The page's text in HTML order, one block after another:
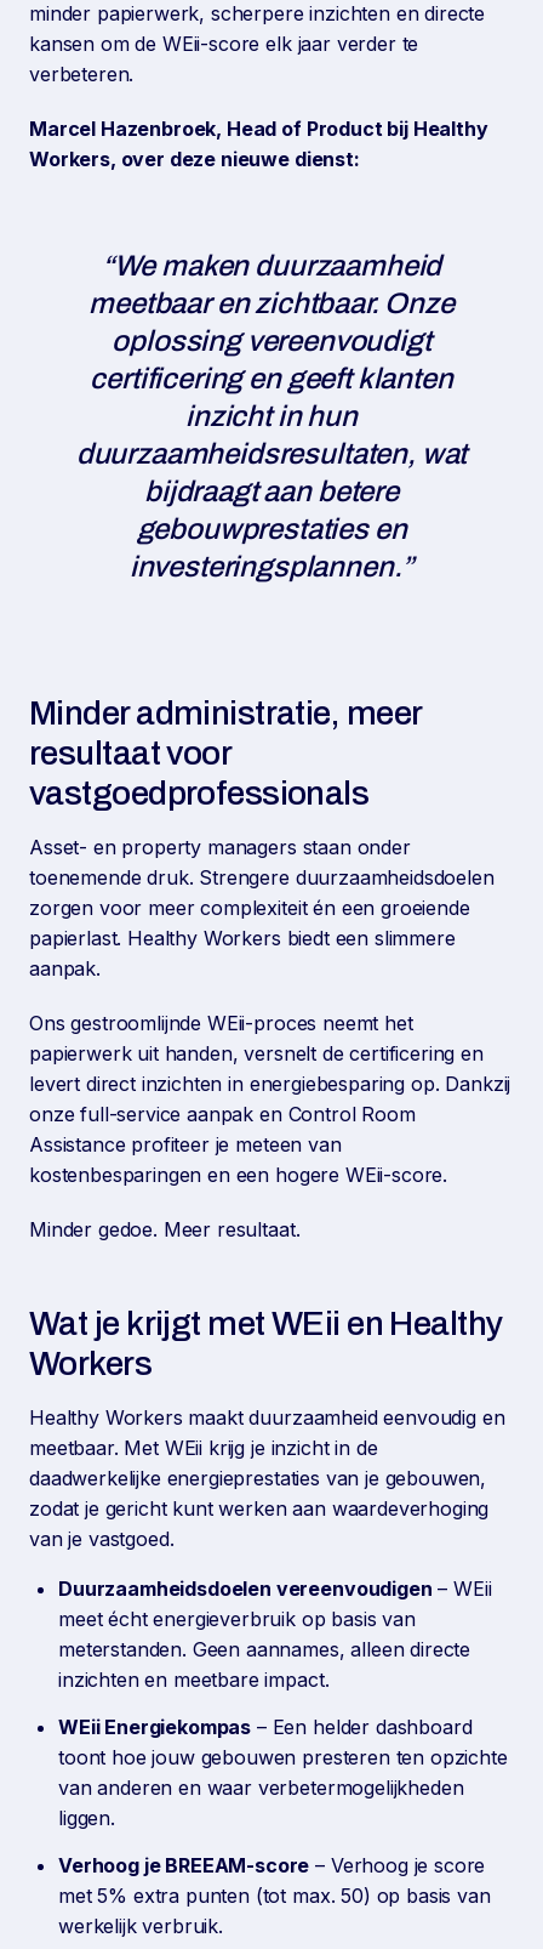
minder papierwerk, scherpere inzichten en directe
kansen om de WEii-score elk jaar verder te
verbeteren.
Marcel Hazenbroek, Head of Product bij Healthy
Workers, over deze nieuwe dienst:
“We maken duurzaamheid
meetbaar en zichtbaar. Onze
oplossing vereenvoudigt
certificering en geeft klanten
inzicht in hun
duurzaamheidsresultaten, wat
bijdraagt aan betere
gebouwprestaties en
investeringsplannen.”
Minder administratie, meer
resultaat voor
vastgoedprofessionals
Asset- en property managers staan onder
toenemende druk. Strengere duurzaamheidsdoelen
zorgen voor meer complexiteit én een groeiende
papierlast. Healthy Workers biedt een slimmere
aanpak.
Ons gestroomlijnde WEii-proces neemt het
papierwerk uit handen, versnelt de certificering en
levert direct inzichten in energiebesparing op. Dankzij
onze full-service aanpak en Control Room
Assistance profiteer je meteen van
kostenbesparingen en een hogere WEii-score.
Minder gedoe. Meer resultaat.
Wat je krijgt met WEii en Healthy
Workers
Healthy Workers maakt duurzaamheid eenvoudig en
meetbaar. Met WEii krijg je inzicht in de
daadwerkelijke energieprestaties van je gebouwen,
zodat je gericht kunt werken aan waardeverhoging
van je vastgoed.
Duurzaamheidsdoelen vereenvoudigen – WEii
meet écht energieverbruik op basis van
meterstanden. Geen aannames, alleen directe
inzichten en meetbare impact.
WEii Energiekompas – Een helder dashboard
toont hoe jouw gebouwen presteren ten opzichte
van anderen en waar verbetermogelijkheden
liggen.
Verhoog je BREEAM-score – Verhoog je score
met 5% extra punten (tot max. 50) op basis van
werkelijk verbruik.